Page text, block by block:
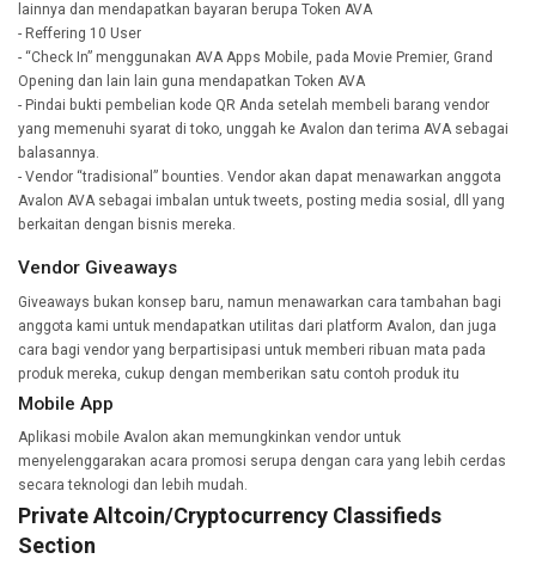
lainnya dan mendapatkan bayaran berupa Token AVA
- Reffering 10 User
- “Check In” menggunakan AVA Apps Mobile, pada Movie Premier, Grand
Opening dan lain lain guna mendapatkan Token AVA
- Pindai bukti pembelian kode QR Anda setelah membeli barang vendor
yang memenuhi syarat di toko, unggah ke Avalon dan terima AVA sebagai
balasannya.
- Vendor “tradisional” bounties. Vendor akan dapat menawarkan anggota
Avalon AVA sebagai imbalan untuk tweets, posting media sosial, dll yang
berkaitan dengan bisnis mereka.
Vendor Giveaways
Giveaways bukan konsep baru, namun menawarkan cara tambahan bagi
anggota kami untuk mendapatkan utilitas dari platform Avalon, dan juga
cara bagi vendor yang berpartisipasi untuk memberi ribuan mata pada
produk mereka, cukup dengan memberikan satu contoh produk itu
Mobile App
Aplikasi mobile Avalon akan memungkinkan vendor untuk
menyelenggarakan acara promosi serupa dengan cara yang lebih cerdas
secara teknologi dan lebih mudah.
Private Altcoin/Cryptocurrency Classifieds
Section